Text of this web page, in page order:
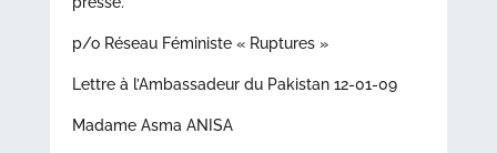
p/o Réseau Féministe « Ruptures »
Lettre à l’Ambassadeur du Pakistan 12-01-09
Madame Asma ANISA